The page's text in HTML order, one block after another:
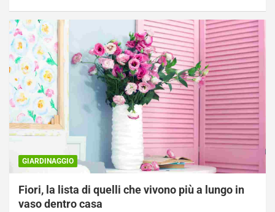
GIARDINAGGIO
Fiori, la lista di quelli che vivono più a lungo in
vaso dentro casa